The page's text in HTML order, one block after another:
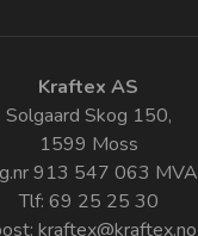
Kraftex AS
Solgaard Skog 150,
1599 Moss
913 547 063 MVA
Tlf: 69 25 25 30
kraftex@kraftex.no